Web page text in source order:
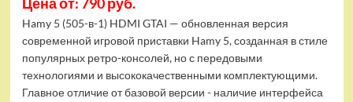
Hamy 5 (505-в-1) HDMI GTAI — обновленная версия
современной игровой приставки Hamy 5, созданная в стиле
популярных ретро-консолей, но с передовыми
технологиями и высококачественными комплектующими.
Главное отличие от базовой версии - наличие интерфейса